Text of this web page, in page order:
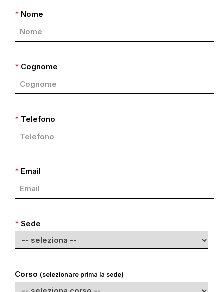
* Nome
* Cognome
* Telefono
* Email
* Sede
Corso (selezionare prima la sede)